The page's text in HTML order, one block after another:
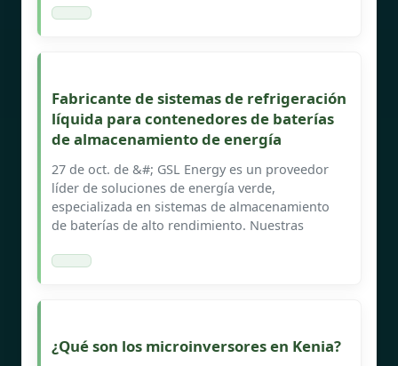
Fabricante de sistemas de refrigeración
líquida para contenedores de baterías
de almacenamiento de energía
27 de oct. de &#; GSL Energy es un proveedor
líder de soluciones de energía verde,
especializada en sistemas de almacenamiento
de baterías de alto rendimiento. Nuestras
¿Qué son los microinversores en Kenia?